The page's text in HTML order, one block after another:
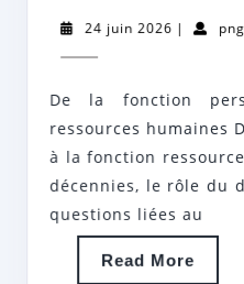
24 juin 2026 24|
De la fonction
ressources humaines
à la fonction
décennies, le rôle du
questions liées au
Read More